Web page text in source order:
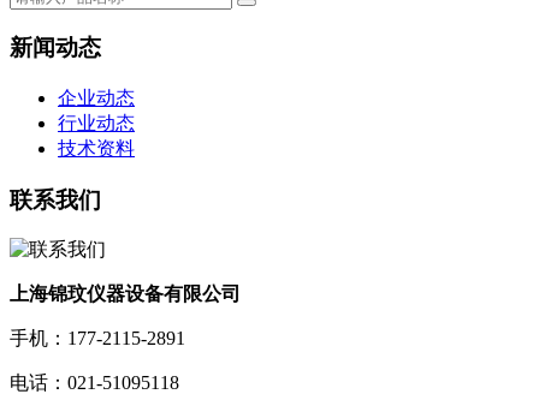
新闻动态
企业动态
行业动态
技术资料
联系我们
上海锦玟仪器设备有限公司
手机：177-2115-2891
电话：021-51095118